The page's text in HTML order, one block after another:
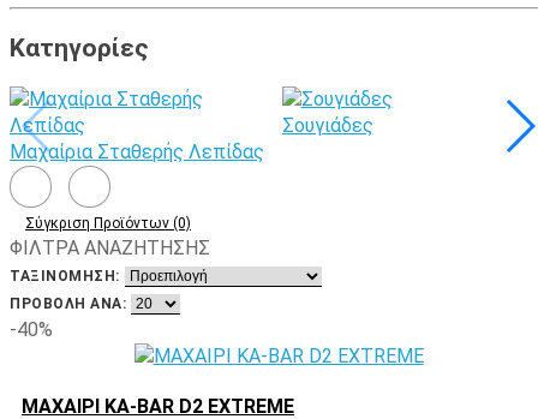
Κατηγορίες
Μαχαίρια Σταθερής Λεπίδας
Σουγιάδες
Σύγκριση Προϊόντων (0)
ΦΙΛΤΡΑ ΑΝΑΖΗΤΗΣΗΣ
ΤΑΞΙΝΌΜΗΣΗ:
ΠΡΟΒΟΛΉ ΑΝΆ:
-40%
ΜΑΧΑΙΡΙ KA-BAR D2 EXTREME